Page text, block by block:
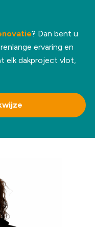
? Dan bent u
ervaring en
elk dakproject vlot,